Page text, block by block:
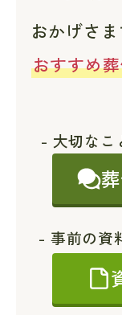
おかげさ
おすすめ
- 大切なこ
- 事前の資